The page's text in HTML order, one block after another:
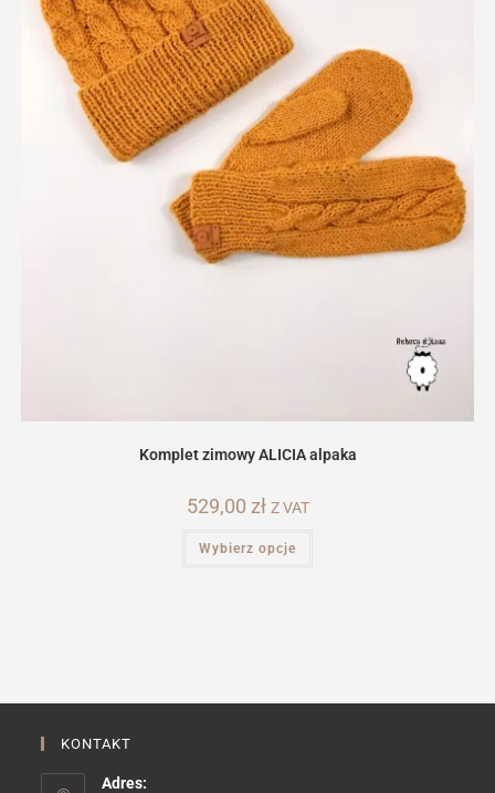
Komplet zimowy ALICIA alpaka
529,00 zł Z VAT
Wybierz opcje
KONTAKT
Adres: